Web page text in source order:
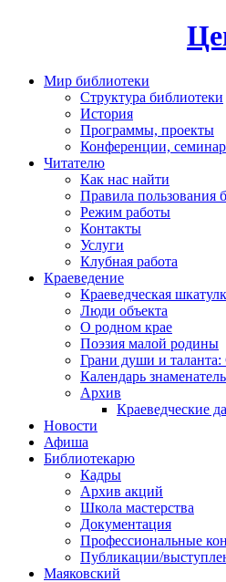
Мир библиотеки
Структура библиотеки
История
Программы, проекты
Конференции,
Читателю
Как нас найти
Правила пользования
Режим работы
Контакты
Услуги
Клубная работа
Краеведение
Краеведческая
Люди объекта
О родном крае
Поэзия малой родины
Грани души и
Календарь
Архив
Краеведческие
Новости
Афиша
Библиотекарю
Кадры
Архив акций
Школа мастерства
Документация
Профессиональные
Публикации/
Маяковский